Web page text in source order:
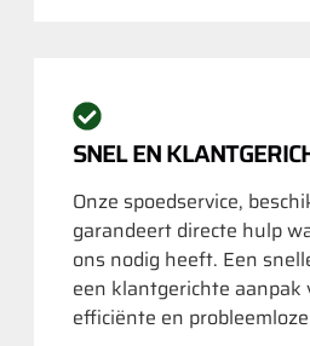
SNEL EN
Onze spoedservice,
garandeert directe hulp
ons nodig heeft. Een
een klantgerichte aanpak
efficiënte en